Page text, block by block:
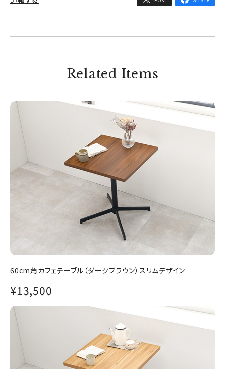
Related Items
60cm角カフェテーブル（ダークブラウン）スリムデザイン
¥13,500